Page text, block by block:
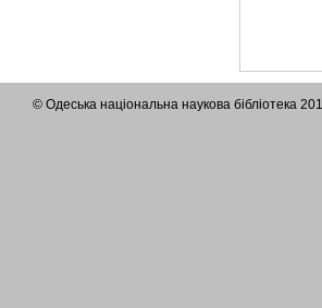
© Одеська національна наукова бібліотека